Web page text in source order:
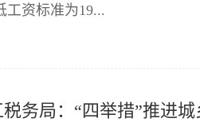
工资标准为19...
税务局：“四举措”推进